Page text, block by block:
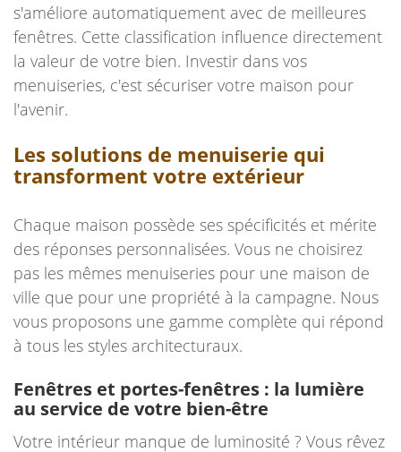
s'améliore automatiquement avec de meilleures
fenêtres. Cette classification influence directement
la valeur de votre bien. Investir dans vos
menuiseries, c'est sécuriser votre maison pour
l'avenir.
Les solutions de menuiserie qui
transforment votre extérieur
Chaque maison possède ses spécificités et mérite
des réponses personnalisées. Vous ne choisirez
pas les mêmes menuiseries pour une maison de
ville que pour une propriété à la campagne. Nous
vous proposons une gamme complète qui répond
à tous les styles architecturaux.
Fenêtres et portes-fenêtres : la lumière
au service de votre bien-être
Votre intérieur manque de luminosité ? Vous rêvez